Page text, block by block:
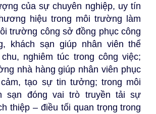
của sự chuyên nghiệp, uy tín
hiệu trong môi trường làm
trường công sở đồng phục công
khách sạn giúp nhân viên thể
nghiêm túc trong công việc;
nhà hàng giúp nhân viên phục
tạo sự tin tưởng; trong môi
sạn đóng vai trò truyền tải sự
thiệp – điều tối quan trọng trong